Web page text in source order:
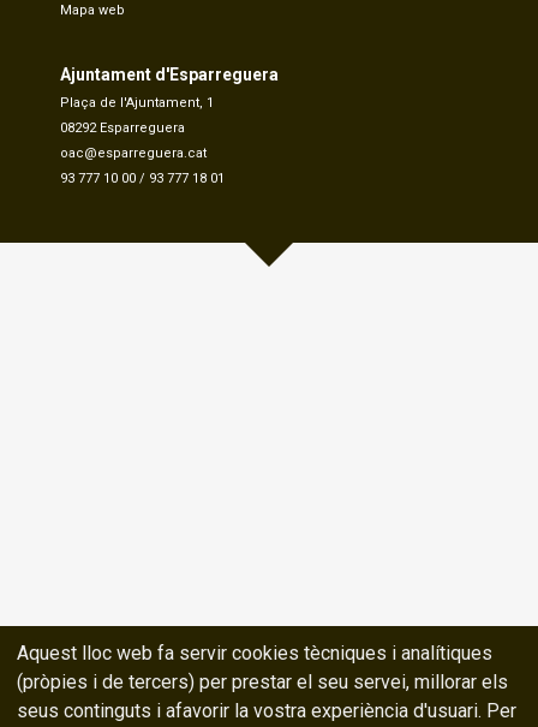
Mapa web
Ajuntament d'Esparreguera
Plaça de l'Ajuntament, 1
08292 Esparreguera
oac@esparreguera.cat
93 777 10 00 / 93 777 18 01
Aquest lloc web fa servir cookies tècniques i analítiques
(pròpies i de tercers) per prestar el seu servei, millorar els
seus continguts i afavorir la vostra experiència d'usuari. Per